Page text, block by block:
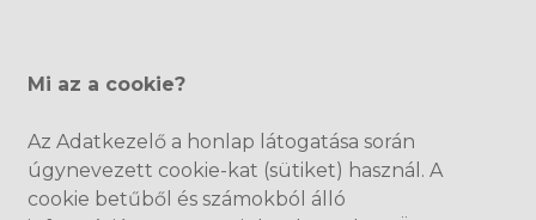
Mi az a cookie?
Az Adatkezelő a honlap látogatása során
úgynevezett cookie-kat (sütiket) használ. A
cookie betűből és számokból álló